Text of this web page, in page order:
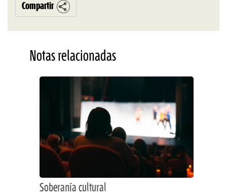
Compartir
Notas relacionadas
Soberanía cultural